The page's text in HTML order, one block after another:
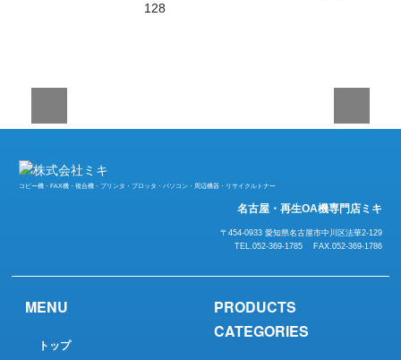
128
コピー機・FAX機・複合機・プリンタ・プロッタ・パソコン・周辺機器・リサイクルトナー
名古屋・再生OA機専門店ミキ
〒454-0933 愛知県名古屋市中川区法華2-129
TEL.052-369-1785 FAX.052-369-1786
MENU
トップ
PRODUCTS
CATEGORIES